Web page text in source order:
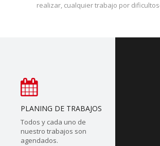
realizar, cualquier trabajo por
PLANING DE TRABAJOS
Todos y cada uno de
nuestro trabajos son
agendados.